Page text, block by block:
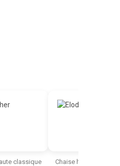
classique Chaise haute